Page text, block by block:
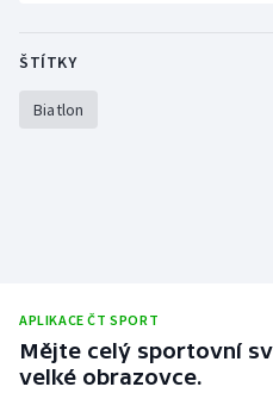
ŠTÍTKY
Biatlon
APLIKACE ČT SPORT
Mějte celý sportovní
velké obrazovce.